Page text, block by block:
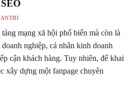
mạng xã hội phổ biến mà còn là
nghiệp, cá nhân kinh doanh
cận khách hàng. Tuy nhiên, để khai
xây dựng một fanpage chuyên